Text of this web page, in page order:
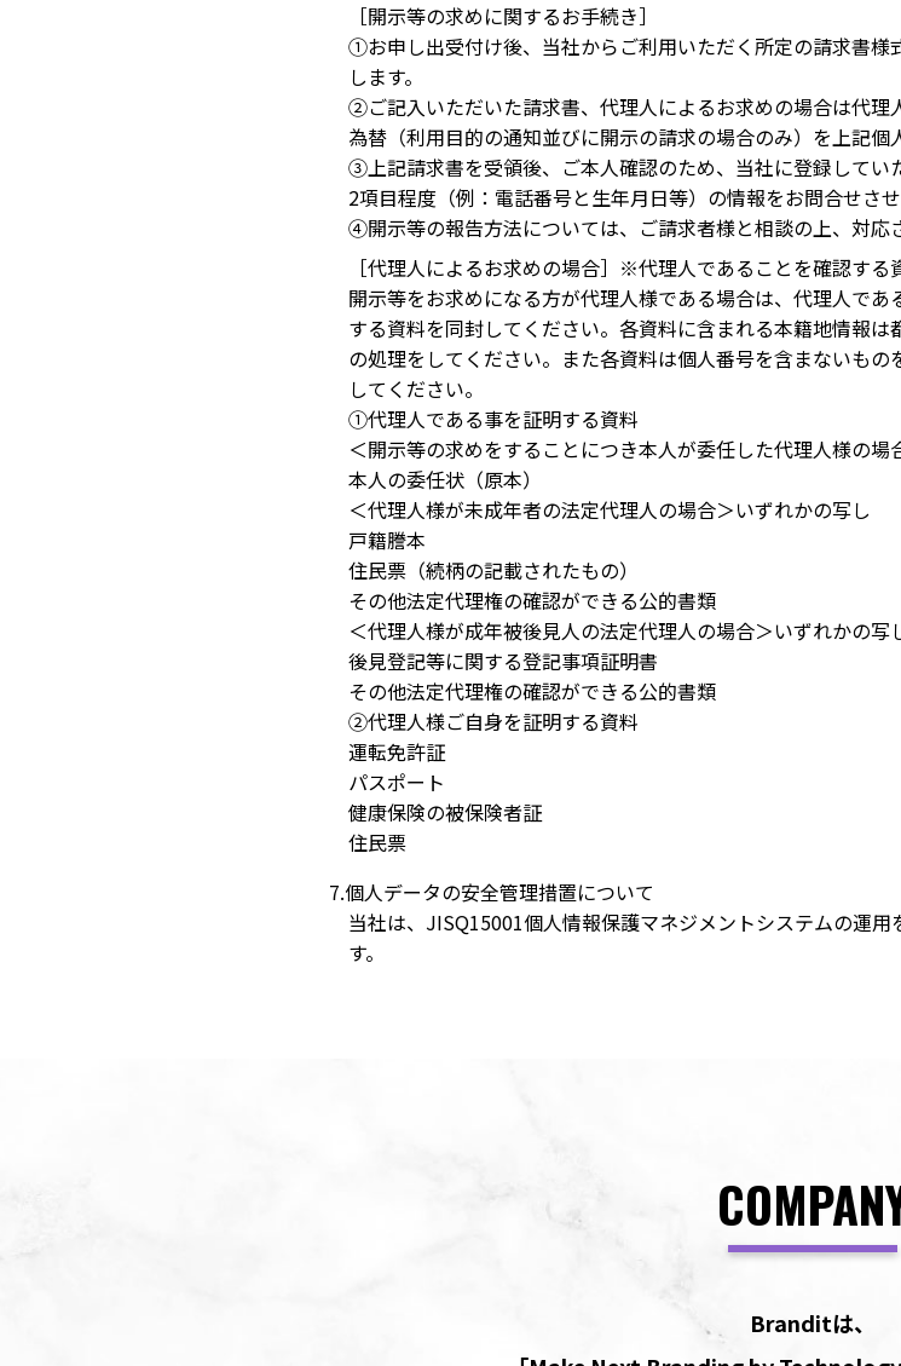
［開示等の求めに関するお手続き］
①お申し出受付け後、当社からご利用いただく所定の請求書様
します。
②ご記入いただいた請求書、代理人によるお求めの場合は代
為替（利用目的の通知並びに開示の請求の場合のみ）を上記個
③上記請求書を受領後、ご本人確認のため、当社に登録してい
2項目程度（例：電話番号と生年月日等）の情報をお問合せさせ
④開示等の報告方法については、ご請求者様と相談の上、対応
［代理人によるお求めの場合］※代理人であることを確認する
開示等をお求めになる方が代理人様である場合は、代理人で
する資料を同封してください。各資料に含まれる本籍地情報
の処理をしてください。また各資料は個人番号を含まないも
してください。
①代理人である事を証明する資料
＜開示等の求めをすることにつき本人が委任した代理人様の場
本人の委任状（原本）
＜代理人様が未成年者の法定代理人の場合＞いずれかの写し
戸籍謄本
住民票（続柄の記載されたもの）
その他法定代理権の確認ができる公的書類
＜代理人様が成年被後見人の法定代理人の場合＞いずれかの写
後見登記等に関する登記事項証明書
その他法定代理権の確認ができる公的書類
②代理人様ご自身を証明する資料
運転免許証
パスポート
健康保険の被保険者証
住民票
7.個人データの安全管理措置について
当社は、JISQ15001個人情報保護マネジメントシステムの運
す。
Branditは、